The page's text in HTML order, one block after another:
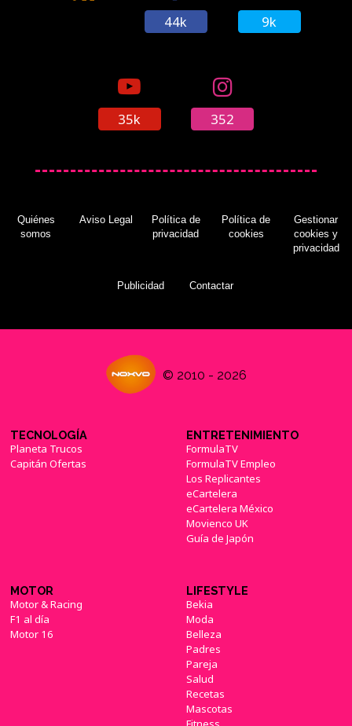
44k 9k
35k 352
Quiénes
somos
Aviso Legal
Política de
privacidad
Política de
cookies
Gestionar
cookies y
privacidad
Publicidad Contactar
© 2010 - 2026
TECNOLOGÍA
Planeta Trucos
Capitán Ofertas
ENTRETENIMIENTO
FormulaTV
FormulaTV Empleo
Los Replicantes
eCartelera
eCartelera México
Movienco UK
Guía de Japón
MOTOR
Motor & Racing
F1 al día
Motor 16
LIFESTYLE
Bekia
Moda
Belleza
Padres
Pareja
Salud
Recetas
Mascotas